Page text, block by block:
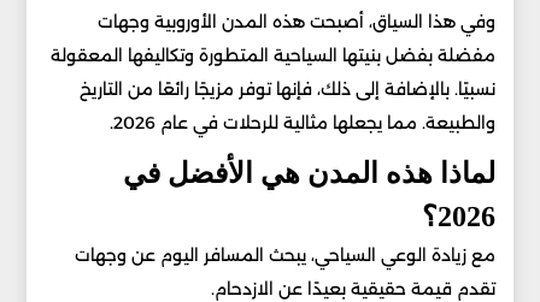
وفي هذا السياق، أصبحت هذه المدن الأوروبية وجهات
مفضلة بفضل بنيتها السياحية المتطورة وتكاليفها المعقولة
نسبيًا. بالإضافة إلى ذلك، فإنها توفر مزيجًا رائعًا من التاريخ
والطبيعة. مما يجعلها مثالية للرحلات في عام 2026.
لماذا هذه المدن هي الأفضل في
2026؟
مع زيادة الوعي السياحي، يبحث المسافر اليوم عن وجهات
تقدم قيمة حقيقية بعيدًا عن الازدحام.